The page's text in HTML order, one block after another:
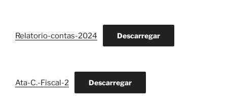
Relatorio-contas-2024 Descarregar
Ata-C.-Fiscal-2 Descarregar